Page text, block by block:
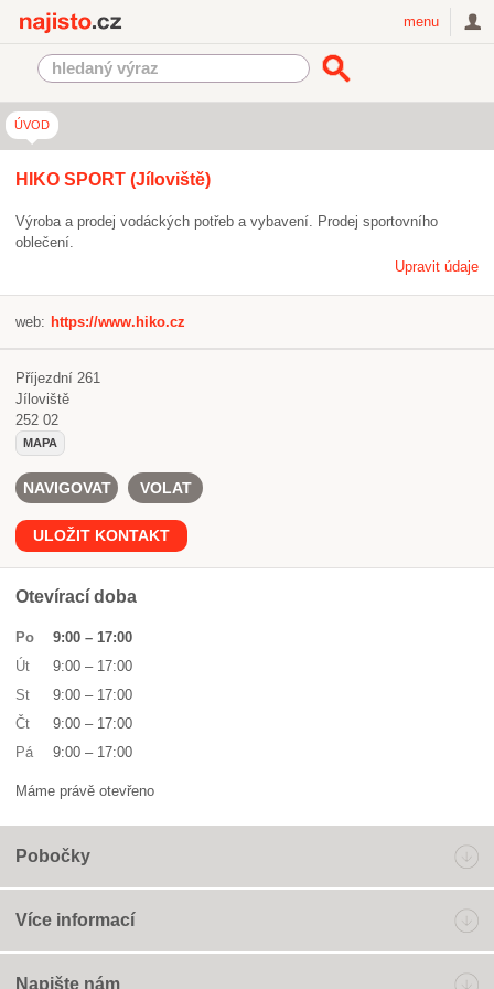
menu
ÚVOD
HIKO SPORT (Jíloviště)
Výroba a prodej vodáckých potřeb a vybavení. Prodej sportovního
oblečení.
Upravit údaje
web: https://www.hiko.cz
Příjezdní 261
Jíloviště
252 02
MAPA
NAVIGOVAT VOLAT
ULOŽIT KONTAKT
Otevírací doba
Po 9:00 – 17:00
Út
9:00 – 17:00
St
9:00 – 17:00
Čt
9:00 – 17:00
Pá
9:00 – 17:00
Máme právě otevřeno
Pobočky
Více informací
Napište nám